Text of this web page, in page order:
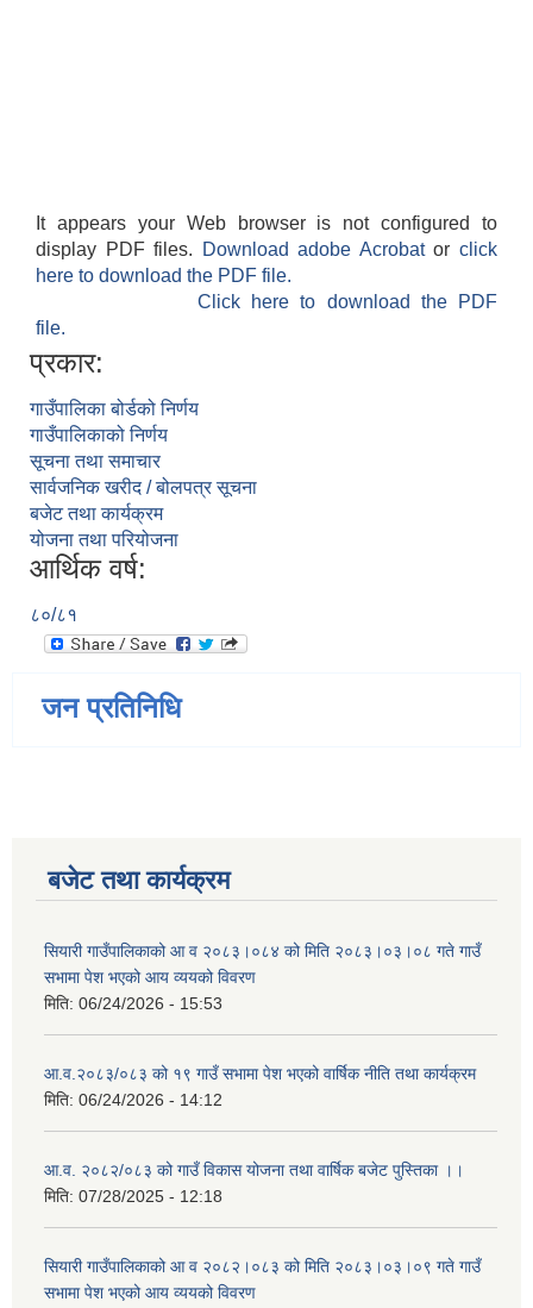
It appears your Web browser is not configured to
display PDF files.
Download adobe Acrobatorclick
here to download the PDF file.
Click here to download the PDF
file.
प्रकार:
गाउँपालिका बोर्डको निर्णय
गाउँपालिकाको निर्णय
सूचना तथा समाचार
सार्वजनिक खरीद / बोलपत्र सूचना
बजेट तथा कार्यक्रम
योजना तथा परियोजना
आर्थिक वर्ष:
८०/८१
जन प्रतिनिधि
बजेट तथा कार्यक्रम
सियारी गाउँपालिकाको आ व २०८३।०८४ को मिति २०८३।०३।०८ गते गाउँ
सभामा पेश भएको आय व्ययको विवरण
मिति: 06/24/2026 - 15:53
आ.व.२०८३/०८३ को १९ गाउँ सभामा पेश भएको वार्षिक नीति तथा कार्यक्रम
मिति: 06/24/2026 - 14:12
आ.व. २०८२/०८३ को गाउँ विकास योजना तथा वार्षिक बजेट पुस्तिका ।।
मिति: 07/28/2025 - 12:18
सियारी गाउँपालिकाको आ व २०८२।०८३ को मिति २०८३।०३।०९ गते गाउँ
सभामा पेश भएको आय व्ययको विवरण